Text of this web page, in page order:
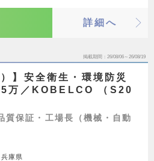
詳細へ
掲載期間 26/08/06～26/08/19
】安全衛生・環境防災
万／KOBELCO （S20
質保証・工場長（機械・自動
兵庫県